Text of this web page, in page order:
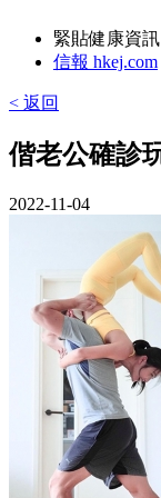
緊貼健康資訊
信報 hkej.com
< 返回
偕老公確診
2022-11-04